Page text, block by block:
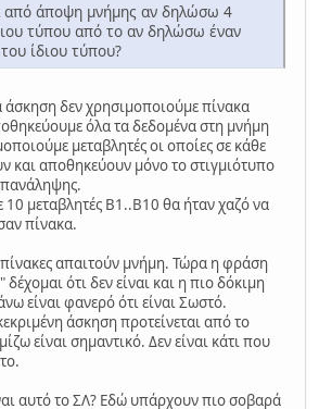
από άποψη μνήμης αν δηλώσω 4
τύπου από το αν δηλώσω έναν
ίδιου τύπου?
άσκηση δεν χρησιμοποιούμε πίνακα
όλα τα δεδομένα στη μνήμη
μεταβλητές οι οποίες σε κάθε
και αποθηκεύουν μόνο το στιγμιότυπο
10 μεταβλητές Β1..Β10 θα ήταν χαζό να
πίνακα.
πίνακες απαιτούν μνήμη. Τώρα η φράση
ότι δεν είναι και η πιο δόκιμη
είναι φανερό ότι είναι Σωστό.
άσκηση προτείνεται από το
είναι σημαντικό. Δεν είναι κάτι που
αυτό το ΣΛ? Εδώ υπάρχουν πιο σοβαρά